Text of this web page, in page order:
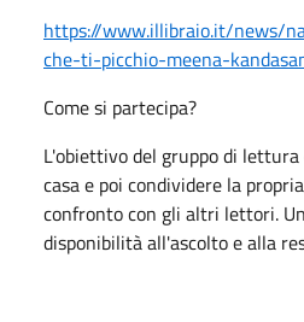
https://www.illibraio.it/news/
che-ti-picchio-meena-
Come si partecipa?
L'obiettivo del gruppo di
casa e poi condividere la
confronto con gli altri lettori.
disponibilità all'ascolto e alla